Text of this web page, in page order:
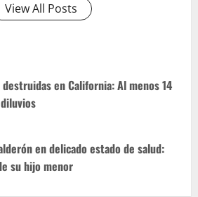
View All Posts
en California: Al menos 14
en delicado estado de salud:
su hijo menor